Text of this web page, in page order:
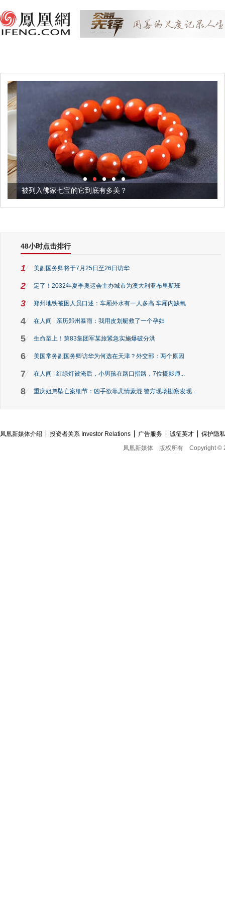
被列入佛家七宝的它到底有多美？
48小时点击排行
1 美副国务卿将于7月25日至26日访华
2 定了！2032年夏季奥运会主办城市为澳大利亚布里斯班
3 郑州地铁被困人员口述：车厢外水有一人多高 车厢内缺氧
4 在人间 | 亲历郑州暴雨：我用皮划艇救了一个孕妇
5 生命至上！第83集团军某旅紧急实施爆破分洪
6 美国常务副国务卿访华为何选在天津？外交部：两个原因
7 在人间 | 红绿灯被淹后，小男孩在路口指路，7位摄影师...
8 重庆姐弟坠亡案细节：凶手欲靠悲情蒙混 警方现场勘察发现...
凤凰新媒体介绍 投资者关系 Investor Relations 广告服务 诚征英才
保护隐
凤凰新媒体
版权所有 Copyright ©